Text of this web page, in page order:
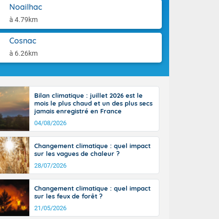
Noailhac
à 4.79km
Cosnac
à 6.26km
8 à 13
26 sur le
le sud-
Bilan climatique : juillet 2026 est le
mois le plus chaud et un des plus secs
jamais enregistré en France
04/08/2026
Changement climatique : quel impact
sur les vagues de chaleur ?
28/07/2026
Changement climatique : quel impact
sur les feux de forêt ?
21/05/2026